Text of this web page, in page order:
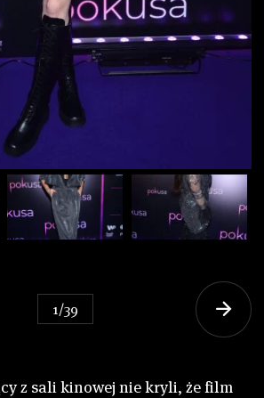
1/39
z sali kinowej nie kryli, że film